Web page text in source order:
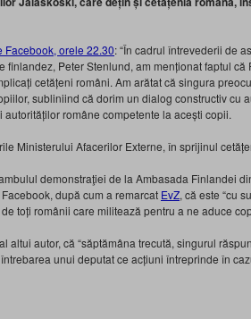
Facebook, orele 22.30: “În cadrul întrevederii de
finlandez, Peter Stenlund, am menționat faptul
cetățeni români. Am arătat că singura
subliniind că dorim un dialog constructiv cu
române competente la acești copii.
Ministerului Afacerilor Externe, în sprijinul
demonstraţiei de la Ambasada Finlandei
după cum a remarcat EvZ, că este “cu
toți românii care militează pentru a ne aduce
altui autor, că “săptămâna trecută, singurul
unui deputat ce acțiuni întreprinde în